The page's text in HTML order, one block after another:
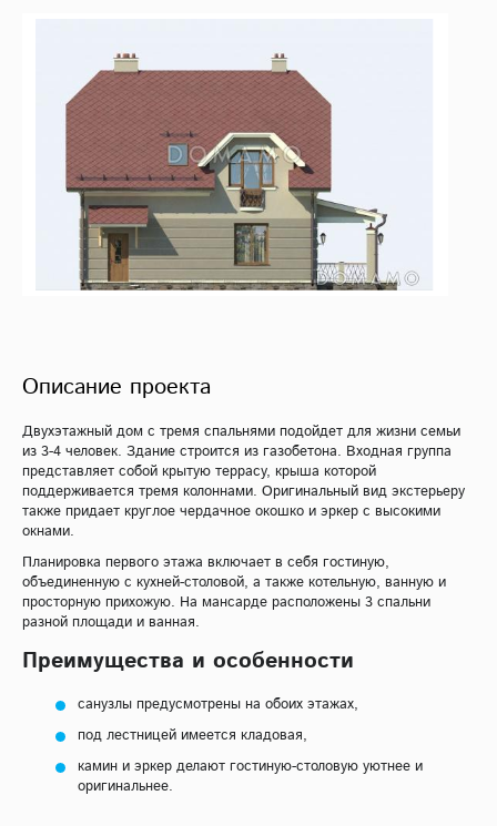
Описание проекта
Двухэтажный дом с тремя спальнями подойдет для жизни семьи
из 3-4 человек. Здание строится из газобетона. Входная группа
представляет собой крытую террасу, крыша которой
поддерживается тремя колоннами. Оригинальный вид экстерьеру
также придает круглое чердачное окошко и эркер с высокими
окнами.
Планировка первого этажа включает в себя гостиную,
объединенную с кухней-столовой, а также котельную, ванную и
просторную прихожую. На мансарде расположены 3 спальни
разной площади и ванная.
Преимущества и особенности
санузлы предусмотрены на обоих этажах,
под лестницей имеется кладовая,
камин и эркер делают гостиную-столовую уютнее и
оригинальнее.